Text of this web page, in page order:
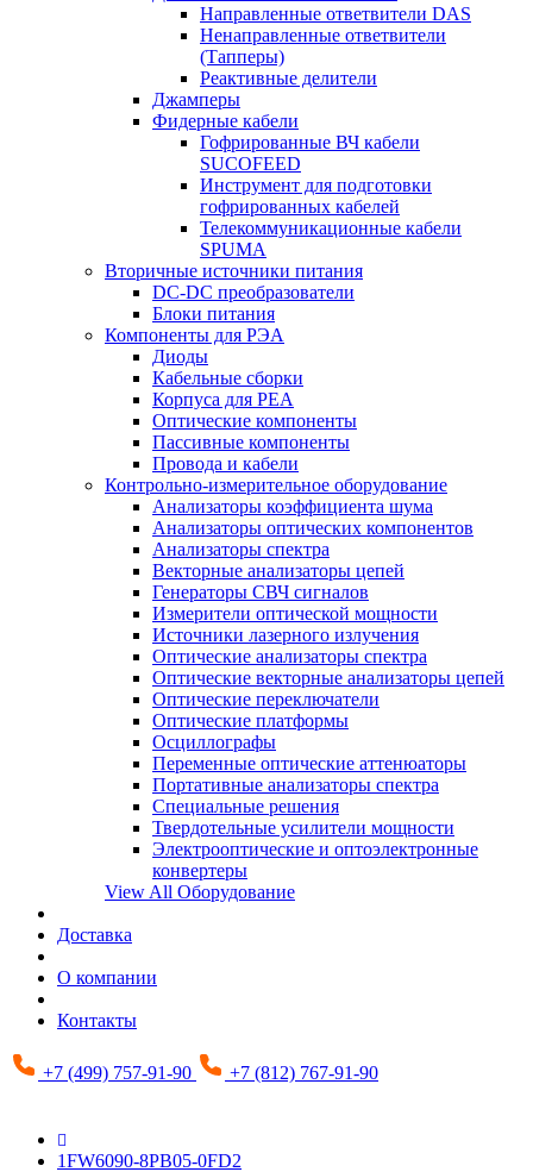
Направленные ответвители DAS
Ненаправленные ответвители
(Тапперы)
Реактивные делители
Джамперы
Фидерные кабели
Гофрированные ВЧ кабели
SUCOFEED
Инструмент для подготовки
гофрированных кабелей
Телекоммуникационные кабели
SPUMA
Вторичные источники питания
DC-DC преобразователи
Блоки питания
Компоненты для РЭА
Диоды
Кабельные сборки
Корпуса для РЕА
Оптические компоненты
Пассивные компоненты
Провода и кабели
Контрольно-измерительное оборудование
Анализаторы коэффициента шума
Анализаторы оптических компонентов
Анализаторы спектра
Векторные анализаторы цепей
Генераторы СВЧ сигналов
Измерители оптической мощности
Источники лазерного излучения
Оптические анализаторы спектра
Оптические векторные анализаторы цепей
Оптические переключатели
Оптические платформы
Осциллографы
Переменные оптические аттенюаторы
Портативные анализаторы спектра
Специальные решения
Твердотельные усилители мощности
Электрооптические и оптоэлектронные
конвертеры
View All Оборудование
Доставка
О компании
Контакты
+7 (499) 757-91-90 +7 (812) 767-91-90
1FW6090-8PB05-0FD2